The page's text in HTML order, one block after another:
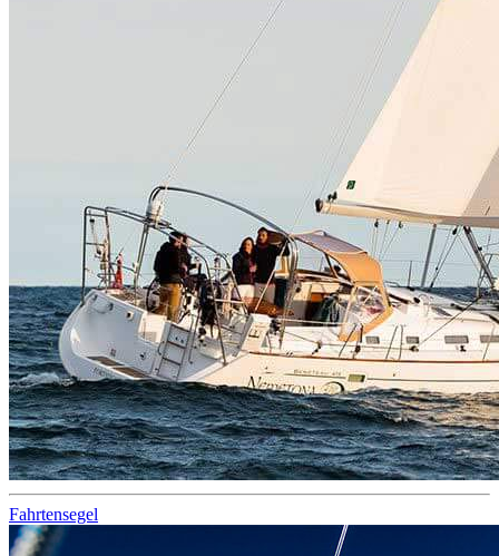
Fahrtensegel